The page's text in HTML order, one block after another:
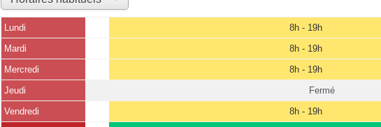
Lundi 8h - 19h
Mardi 8h - 19h
Mercredi 8h - 19h
Jeudi Fermé
Vendredi 8h - 19h